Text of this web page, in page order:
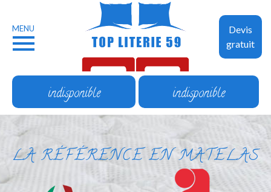
Devis
gratuit
MENU
indisponible indisponible
LA RÉFÉRENCE EN MATELAS